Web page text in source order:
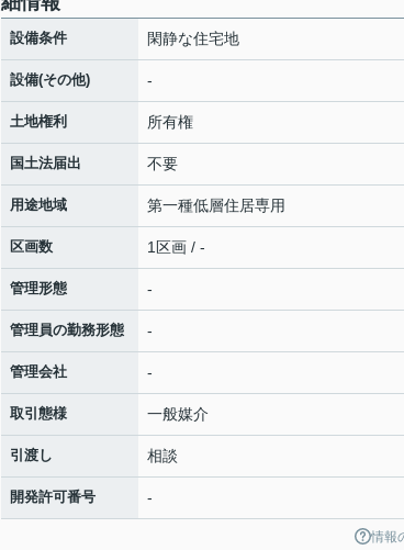
設備条件 閑静な住宅地
設備(その他) -
土地権利 所有権
国土法届出 不要
用途地域 第一種低層住居専用
区画数 1区画 / -
管理形態 -
管理員の勤務形態 -
管理会社 -
取引態様 一般媒介
引渡し 相談
開発許可番号 -
情報